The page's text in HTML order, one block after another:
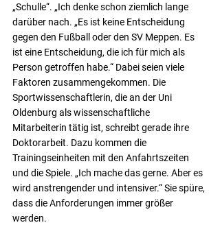
„Schulle“. „Ich denke schon ziemlich lange
darüber nach. „Es ist keine Entscheidung
gegen den Fußball oder den SV Meppen. Es
ist eine Entscheidung, die ich für mich als
Person getroffen habe.“ Dabei seien viele
Faktoren zusammengekommen. Die
Sportwissenschaftlerin, die an der Uni
Oldenburg als wissenschaftliche
Mitarbeiterin tätig ist, schreibt gerade ihre
Doktorarbeit. Dazu kommen die
Trainingseinheiten mit den Anfahrtszeiten
und die Spiele. „Ich mache das gerne. Aber es
wird anstrengender und intensiver.“ Sie spüre,
dass die Anforderungen immer größer
werden.